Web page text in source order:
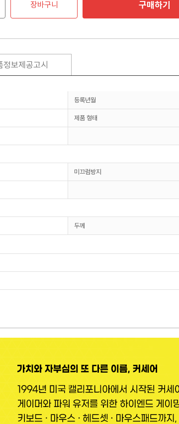
장바구니 구매하기
정보제공고시
등록년월
제품 형태
미끄럼방지
두께